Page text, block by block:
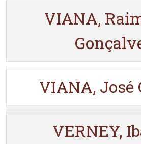
VIANA,
VIANA, José
VERNEY,